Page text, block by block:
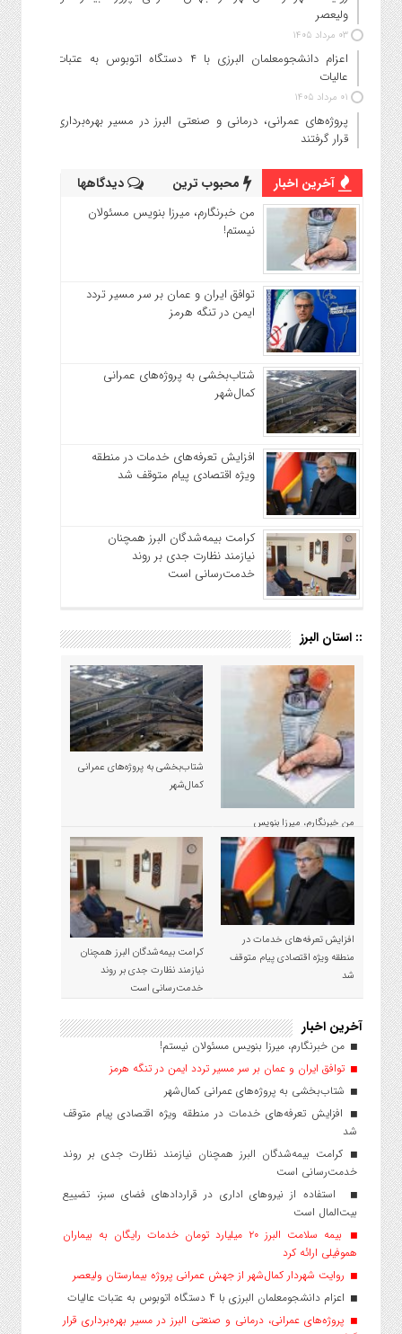
ولیعصر
۰۳ مرداد ۱۴۰۵
اعزام دانشجو‌معلمان البرزی با ۴ دستگاه اتوبوس به عتبات
عالیات
۰۱ مرداد ۱۴۰۵
پروژه‌های عمرانی، درمانی و صنعتی البرز در مسیر بهره‌برداری
قرار گرفتند
آخرین اخبار محبوب ترین دیدگاهها
من خبرنگارم، میرزا بنویس مسئولان
نیستم!
توافق ایران و عمان بر سر مسیر تردد
ایمن در تنگه هرمز
شتاب‌بخشی به پروژه‌های عمرانی
کمال‌شهر
افزایش تعرفه‌های خدمات در منطقه
ویژه اقتصادی پیام متوقف شد
کرامت بیمه‌شدگان البرز همچنان
نیازمند نظارت جدی بر روند
خدمت‌رسانی است
:: استان البرز
من خبرنگارم، میرزا بنویس
مسئولان نیستم!
شتاب‌بخشی به پروژه‌های عمرانی
کمال‌شهر
افزایش تعرفه‌های خدمات در
منطقه ویژه اقتصادی پیام متوقف
شد
کرامت بیمه‌شدگان البرز همچنان
نیازمند نظارت جدی بر روند
خدمت‌رسانی است
آخرین اخبار
من خبرنگارم، میرزا بنویس مسئولان نیستم!
توافق ایران و عمان بر سر مسیر تردد ایمن در تنگه هرمز
شتاب‌بخشی به پروژه‌های عمرانی کمال‌شهر
افزایش تعرفه‌های خدمات در منطقه ویژه اقتصادی پیام متوقف
شد
کرامت بیمه‌شدگان البرز همچنان نیازمند نظارت جدی بر روند
خدمت‌رسانی است
استفاده از نیروهای اداری در قراردادهای فضای سبز، تضییع
بیت‌المال است
بیمه سلامت البرز ۲۰ میلیارد تومان خدمات رایگان به بیماران
هموفیلی ارائه کرد
روایت شهردار کمال‌شهر از جهش عمرانی پروژه بیمارستان ولیعصر
اعزام دانشجو‌معلمان البرزی با ۴ دستگاه اتوبوس به عتبات عالیات
پروژه‌های عمرانی، درمانی و صنعتی البرز در مسیر بهره‌برداری قرار